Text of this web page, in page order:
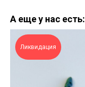
А еще у нас есть:
Ликвидация